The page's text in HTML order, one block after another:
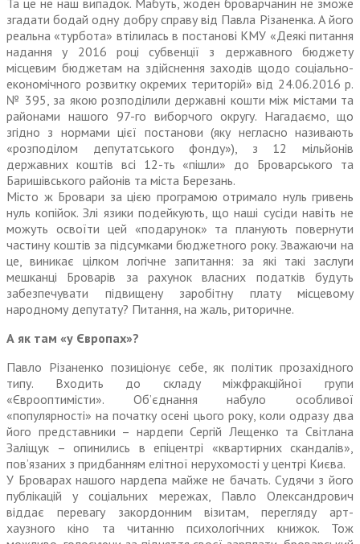
Та це не наш випадок. Мабуть, жоден броварчанин не зможе
згадати бодай одну добру справу від Павла Різаненка. А його
реальна «турбота» втілилась в постанові КМУ «Деякі питання
надання у 2016 році субвенції з державного бюд­жету
місцевим бюджетам на здійснення заходів щодо соціально-
економічного розвитку окремих територій» від 24.06.2016 р.
№ 395, за якою розподілили державні кошти між містами та
районами нашого 97-го виборчого округу. Нагадаємо, що
згідно з нормами цієї постанови (яку негласно називають
«розподілом депутатського фонду»), з 12 мільйонів
державних коштів всі 12-ть «пішли» до Броварського та
Баришівського районів та міста Березань.
Місто ж Бровари за цією програмою отримало нуль гривень
нуль копійок. Злі язики подейкують, що наші сусіди навіть не
можуть освоїти цей «подарунок» та планують повернути
частину коштів за підсумками бюджетного року. Зважаючи на
це, виникає цілком логічне запитання: за які такі заслуги
мешканці Броварів за рахунок власних податків будуть
забезпечувати підвищену заробітну плату місцевому
народному депутату? Питання, на жаль, риторичне.
А як там «у Європах»?
Павло Різаненко позиціонує себе, як політик прозахідного
типу. Входить до складу міжфракційної групи
«Єврооптимісти». Об’єднання набуло особливої
«популярності» на початку осені цього року, коли одразу два
його представники – нардепи Сергій Лещенко та Світлана
Заліщук – опинились в епіцентрі «квартирних скандалів»,
пов’язаних з придбанням елітної нерухомості у цент­рі Києва.
У Броварах нашого нардепа майже не бачать. Судячи з його
публікацій у соціальних мережах, Павло Олександрович
віддає перевагу закордонним візитам, перегляду арт-
хаузного кіно та читанню психологічних книжок. Тож